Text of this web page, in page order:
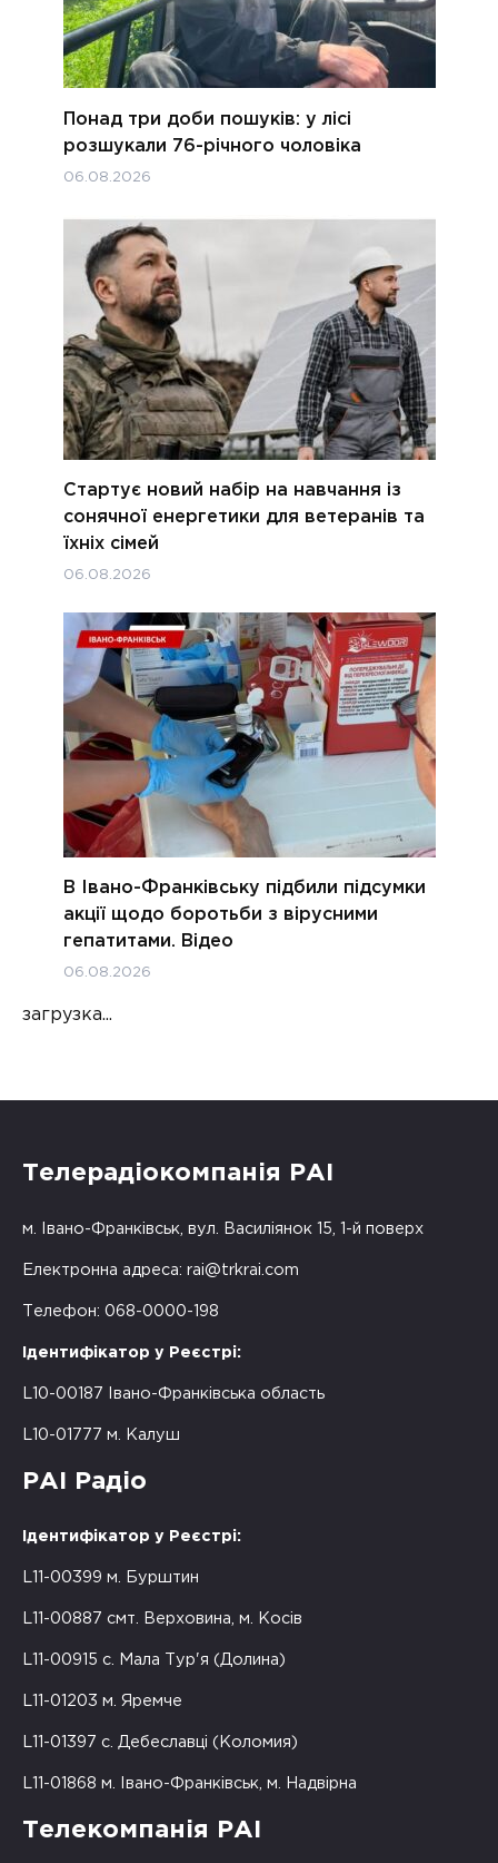
Понад три доби пошуків: у лісі
розшукали 76-річного чоловіка
06.08.2026
Стартує новий набір на навчання із
сонячної енергетики для ветеранів та
їхніх сімей
06.08.2026
В Івано-Франківську підбили підсумки
акції щодо боротьби з вірусними
гепатитами. Відео
06.08.2026
загрузка...
Телерадіокомпанія РАІ
м. Івано-Франківськ, вул. Василіянок 15, 1-й поверх
Електронна адреса: rai@trkrai.com
Телефон: 068-0000-198
Ідентифікатор у Реєстрі:
L10-00187 Івано-Франківська область
L10-01777 м. Калуш
РАІ Радіо
Ідентифікатор у Реєстрі:
L11-00399 м. Бурштин
L11-00887 смт. Верховина, м. Косів
L11-00915 с. Мала Тур'я (Долина)
L11-01203 м. Яремче
L11-01397 с. Дебеславці (Коломия)
L11-01868 м. Івано-Франківськ, м. Надвірна
Телекомпанія РАІ